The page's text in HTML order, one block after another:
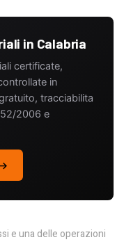
in Calabria
certificate,
in
tracciabilita
2006 e
e una delle operazioni